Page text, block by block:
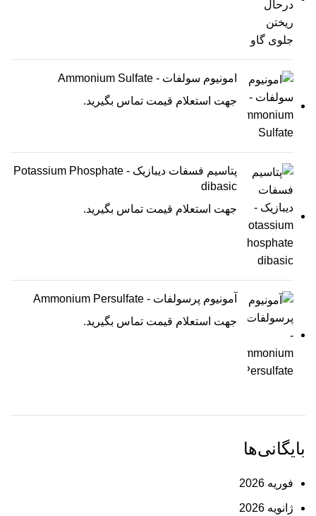
امونیوم سولفات - Ammonium Sulfate
جهت استعلام قیمت تماس بگیرید.
پتاسیم فسفات دیبازیک - Potassium Phosphate
dibasic
جهت استعلام قیمت تماس بگیرید.
آمونیوم پرسولفات - Ammonium Persulfate
جهت استعلام قیمت تماس بگیرید.
بایگانی‌ها
فوریه 2026
ژانویه 2026